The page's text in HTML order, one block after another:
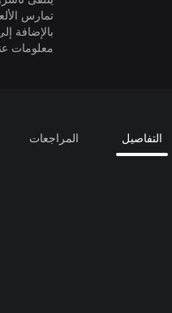
تمارس
بالإضافة
معلومات
التفاصيل المراجعات